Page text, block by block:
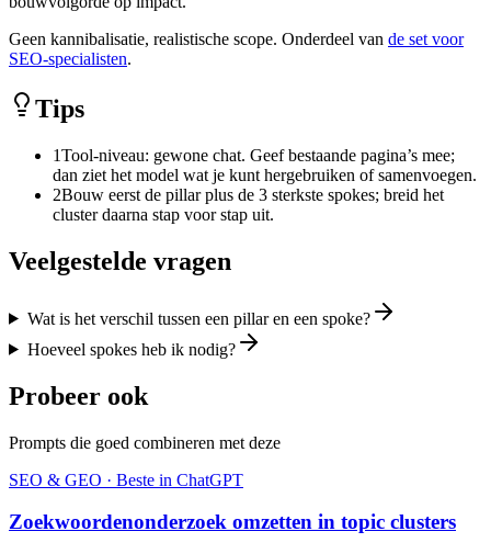
Geen kannibalisatie, realistische scope. Onderdeel van de set voor
SEO-specialisten.
Tips
1Tool-niveau: gewone chat. Geef bestaande pagina’s mee;
dan ziet het model wat je kunt hergebruiken of samenvoegen.
2Bouw eerst de pillar plus de 3 sterkste spokes; breid het
cluster daarna stap voor stap uit.
Veelgestelde vragen
Wat is het verschil tussen een pillar en een spoke?
Hoeveel spokes heb ik nodig?
Probeer ook
Prompts die goed combineren met deze
SEO & GEO · Beste in ChatGPT
Zoekwoordenonderzoek omzetten in topic clusters